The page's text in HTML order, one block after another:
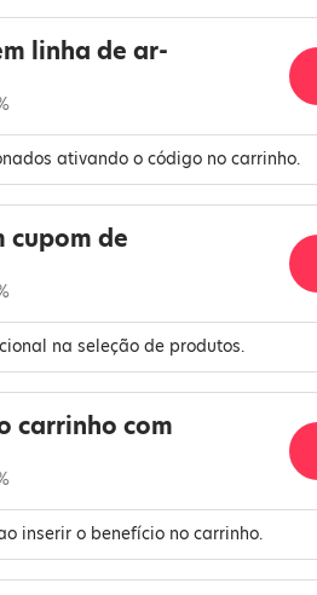
linha de ar-
ativando o código no carrinho.
cupom de
na seleção de produtos.
carrinho com
inserir o benefício no carrinho.